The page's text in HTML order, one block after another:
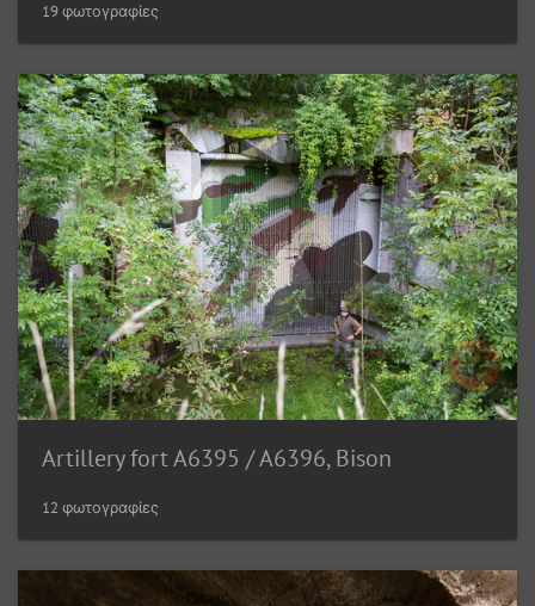
19 φωτογραφίες
Artillery fort A6395 / A6396, Bison
12 φωτογραφίες